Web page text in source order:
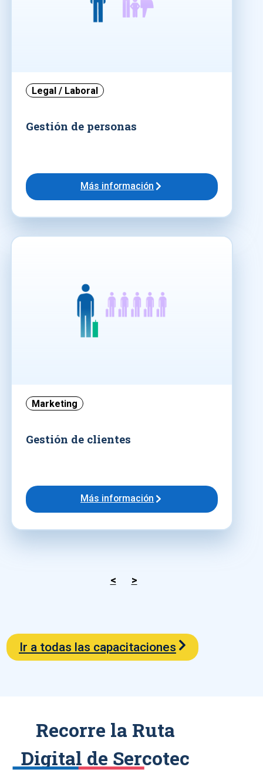
Legal / Laboral
Gestión de personas
Más información
Marketing
Gestión de clientes
Más información
< >
Ir a todas las capacitaciones
Recorre la Ruta
Digital de Sercotec